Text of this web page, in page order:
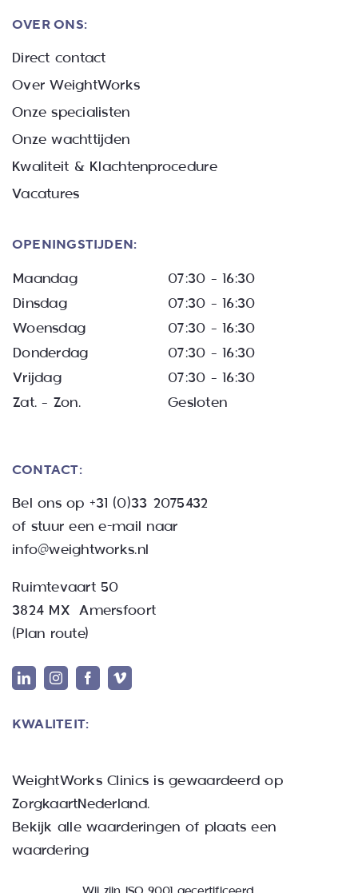
OVER ONS:
Direct contact
Over WeightWorks
Onze specialisten
Onze wachttijden
Kwaliteit & Klachtenprocedure
Vacatures
OPENINGSTIJDEN:
Maandag
07:30 – 16:30
Dinsdag
07:30 – 16:30
Woensdag
07:30 – 16:30
Donderdag
07:30 – 16:30
Vrijdag
07:30 – 16:30
Zat. – Zon.
Gesloten
CONTACT:
Bel ons op +31 (0)33 2075432
of stuur een e-mail naar
info@weightworks.nl
Ruimtevaart 50
3824 MX Amersfoort
(Plan route)
KWALITEIT:
WeightWorks Clinics is gewaardeerd op
ZorgkaartNederland.
Bekijk alle waarderingen of plaats een
waardering